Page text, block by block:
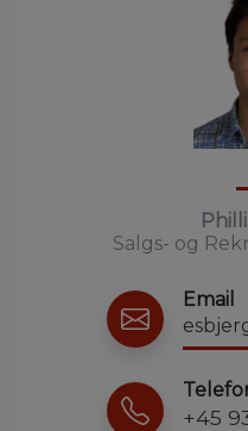
Salgs- og
Email
+45